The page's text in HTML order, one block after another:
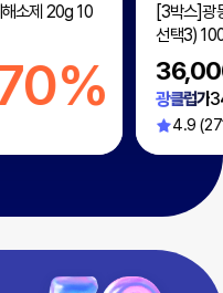
해소제 20g 10
[3박스]광
선택3)
광클럽가
4.9